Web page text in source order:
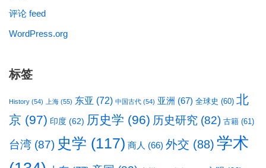
评论 feed
WordPress.org
标签
History (54) 上海 (55) 东亚 (72) 中国古代 (54) 亚洲 (67) 全球史 (60) 北
京 (97) 印度 (62) 历史学 (96) 历史研究 (82) 古籍 (61)
台湾 (87) 史学 (117) 商人 (66) 外交 (88) 学术